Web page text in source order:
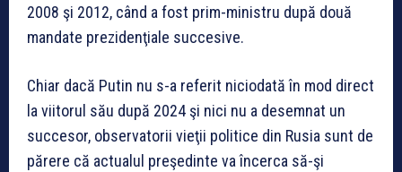
2008 şi 2012, când a fost prim-ministru după două
mandate prezidenţiale succesive.
Chiar dacă Putin nu s-a referit niciodată în mod direct
la viitorul său după 2024 şi nici nu a desemnat un
succesor, observatorii vieţii politice din Rusia sunt de
părere că actualul preşedinte va încerca să-şi